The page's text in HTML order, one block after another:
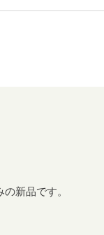
新品です。